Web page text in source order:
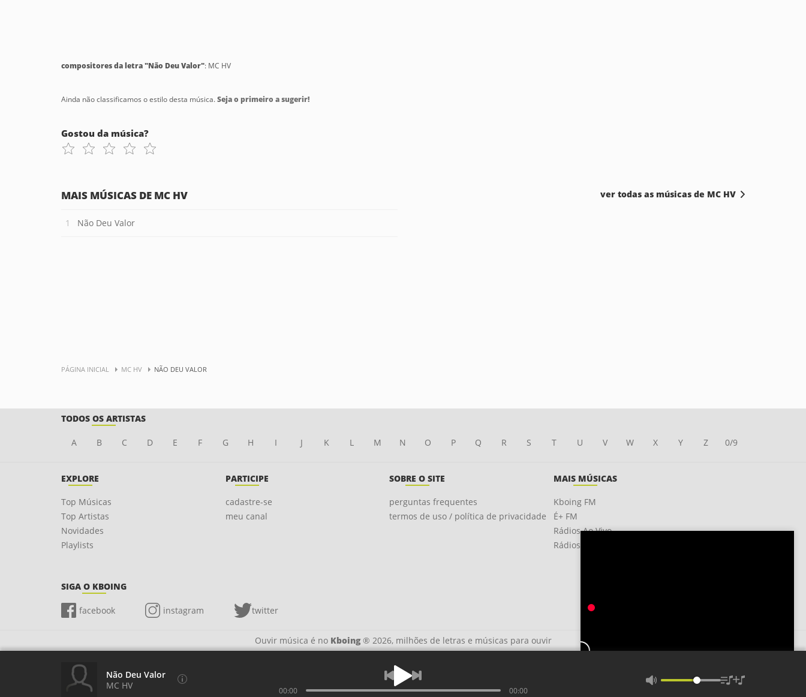
compositores da letra "Não Deu Valor": MC HV
Ainda não classificamos o estilo desta música.Seja o primeiro a sugerir!
Gostou da música?
MAIS MÚSICAS DE MC HV
Não Deu Valor
ver todas as músicas de MC HV
PÁGINA INICIAL MC HV NÃO DEU VALOR
TODOS OS ARTISTAS
A B C D E F G H I J K L M N O P Q R S T U V W X Y Z 0/9
EXPLORE
Top Músicas
Top Artistas
Novidades
Playlists
PARTICIPE
cadastre-se
meu canal
SOBRE O SITE
perguntas frequentes
termos de uso / política de privacidade
MAIS MÚSICAS
Kboing FM
É+ FM
Rádios Ao Vivo
Rádios OnLine
SIGA O KBOING
facebook instagram twitter
Ouvir música é no Kboing® 2026, milhões de letras e músicas para ouvir
Não Deu Valor
MC HV
00:00 00:00